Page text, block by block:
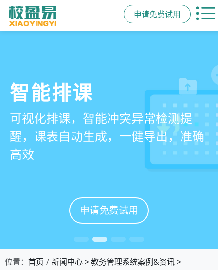
申请免费试用
管学校，用校盈易
培训机构教务管理系
统
有效提升运营管理效率45%
申请免费试用
智能排课
可视化排课，智能冲突异常检测提
醒，课表自动生成，一健导出，准确
高效
申请免费试用
课时统计
学员签到同步扣减课时，老师带课量
自动统计、汇总，数据清晰可查免扯
皮
申请免费试用
家校互动
一部手机链接教师、学员、家长，沟
通互动零距离，服务贴心铸口碑促续
费
申请免费试用
位置： 首页 新闻中心>教务管理系统案例&资讯>